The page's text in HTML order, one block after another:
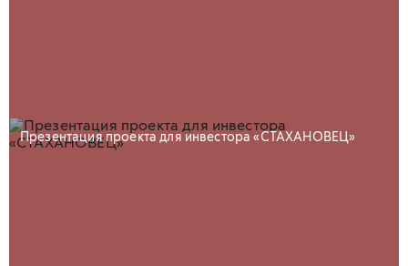
Презентация проекта для инвестора «СТАХАНОВЕЦ»